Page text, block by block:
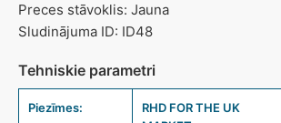
Preces stāvoklis: Jauna
Sludinājuma ID: ID48
Tehniskie parametri
Piezīmes:
RHD FOR THE UK